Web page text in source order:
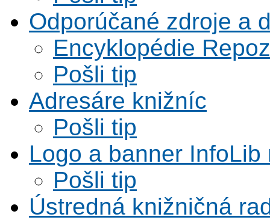
Odporúčané zdroje a
Encyklopédie
Pošli tip
Adresáre knižníc
Pošli tip
Logo a banner InfoLib
Pošli tip
Ústredná knižničná